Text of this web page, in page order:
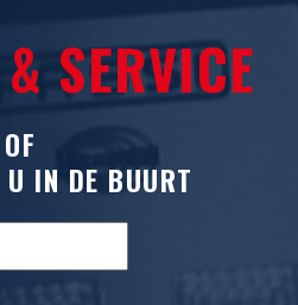
SERVICE
IN DE BUURT